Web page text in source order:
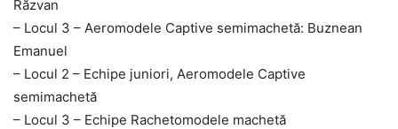
Răzvan
– Locul 3 – Aeromodele Captive semimachetă: Buznean
Emanuel
– Locul 2 – Echipe juniori, Aeromodele Captive
semimachetă
– Locul 3 – Echipe Rachetomodele machetă